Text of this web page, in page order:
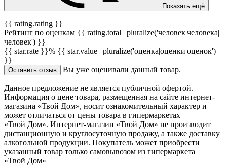
Показать ещё
{{ rating.rating }}
Рейтинг по оценкам {{ rating.total | pluralize('человек|человека|
человек') }}
{{ star.rate }}% {{ star.value | pluralize('оценка|оценки|оценок')
}}
Оставить отзыв Вы уже оценивали данный товар.
Данное предложение не является публичной офертой.
Информация о цене товара, размещенная на сайте интернет-
магазина «Твой Дом», носит ознакомительный характер и
может отличаться от цены товара в гипермаркетах
«Твой Дом». Интернет-магазин «Твой Дом» не производит
дистанционную и круглосуточную продажу, а также доставку
алкогольной продукции. Покупатель может приобрести
указанный товар только самовывозом из гипермаркета
«Твой Дом»